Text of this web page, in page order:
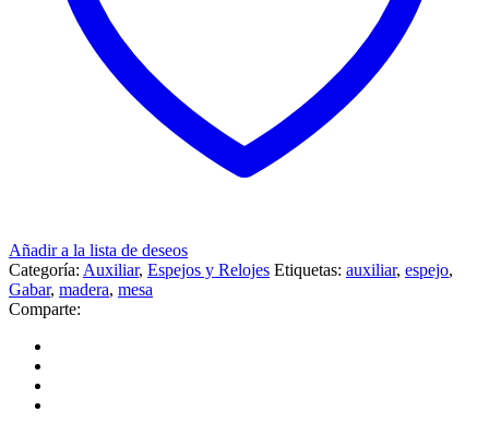
Añadir a la lista de deseos
Categoría: Auxiliar, Espejos y Relojes Etiquetas: auxiliar, espejo,
Gabar, madera, mesa
Comparte: